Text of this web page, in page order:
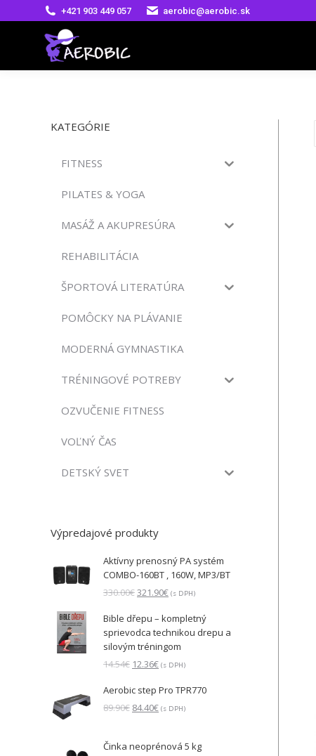
+421 903 449 057 aerobic@aerobic.sk
KATEGÓRIE
FITNESS
PILATES & YOGA
MASÁŽ A AKUPRESÚRA
REHABILITÁCIA
ŠPORTOVÁ LITERATÚRA
POMÔCKY NA PLÁVANIE
MODERNÁ GYMNASTIKA
TRÉNINGOVÉ POTREBY
OZVUČENIE FITNESS
VOĽNÝ ČAS
DETSKÝ SVET
Výpredajové produkty
Aktívny prenosný PA systém
COMBO-160BT , 160W, MP3/BT
330.00€Pôvodná
bola:
330.00€.
321.90€Aktuálna
je:
321.90€.
(s DPH)
Bible dřepu – kompletný
sprievodca technikou drepu a
silovým tréningom
14.54€ Pôvodná
bola:
14.54€.
12.36€Aktuálna
je:
12.36€.
(s DPH)
Aerobic step Pro TPR770
89.90€ Pôvodná
89.90€.
84.40€Aktuálna
84.40€.
(s DPH)
Činka neoprénová 5 kg